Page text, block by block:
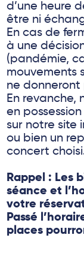
d’une heure
être ni
En cas de
à une
(pandémie,
mouvements
ne donneront
En revanche,
en
sur notre site
ou bien un
concert
Rappel : Les
séance et
votre
Passé
places